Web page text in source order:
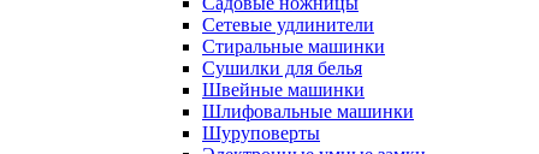
Сетевые удлинители
Стиральные машинки
Сушилки для белья
Швейные машинки
Шлифовальные машинки
Шуруповерты